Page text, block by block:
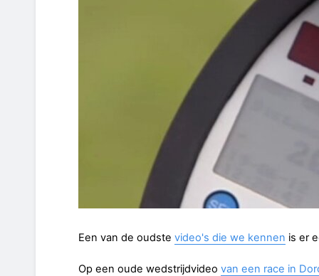
Een van de oudste video's die we kennen is er
Op een oude wedstrijdvideo van een race in